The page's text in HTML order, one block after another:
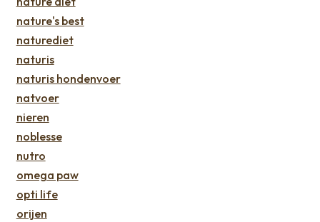
nature's best
naturediet
naturis
naturis hondenvoer
natvoer
nieren
noblesse
nutro
omega paw
opti life
orijen